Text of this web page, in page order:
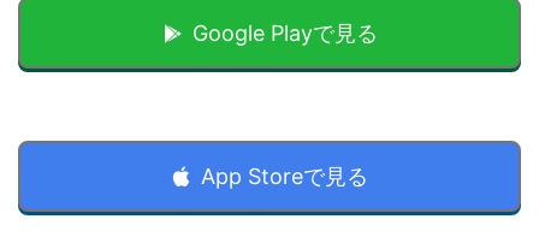
Google Playで見る
App Storeで見る